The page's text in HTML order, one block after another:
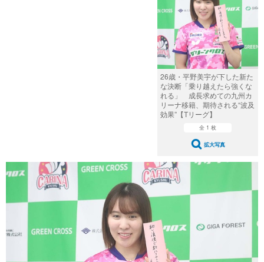
ファッション
写真
政治
26歳・平野美宇が下した新た
な決断「乗り越えたら強くな
れる」 成長求めての九州カ
リーナ移籍、期待される“波及
効果”【Tリーグ】
全 1 枚
拡大写真